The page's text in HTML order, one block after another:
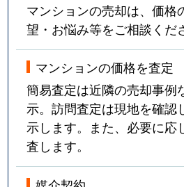
マンションの売却は、価格
望・お悩み等をご相談くだ
マンションの価格を査定
簡易査定は近隣の売却事例
示。訪問査定は現地を確認
示します。また、必要に応
査します。